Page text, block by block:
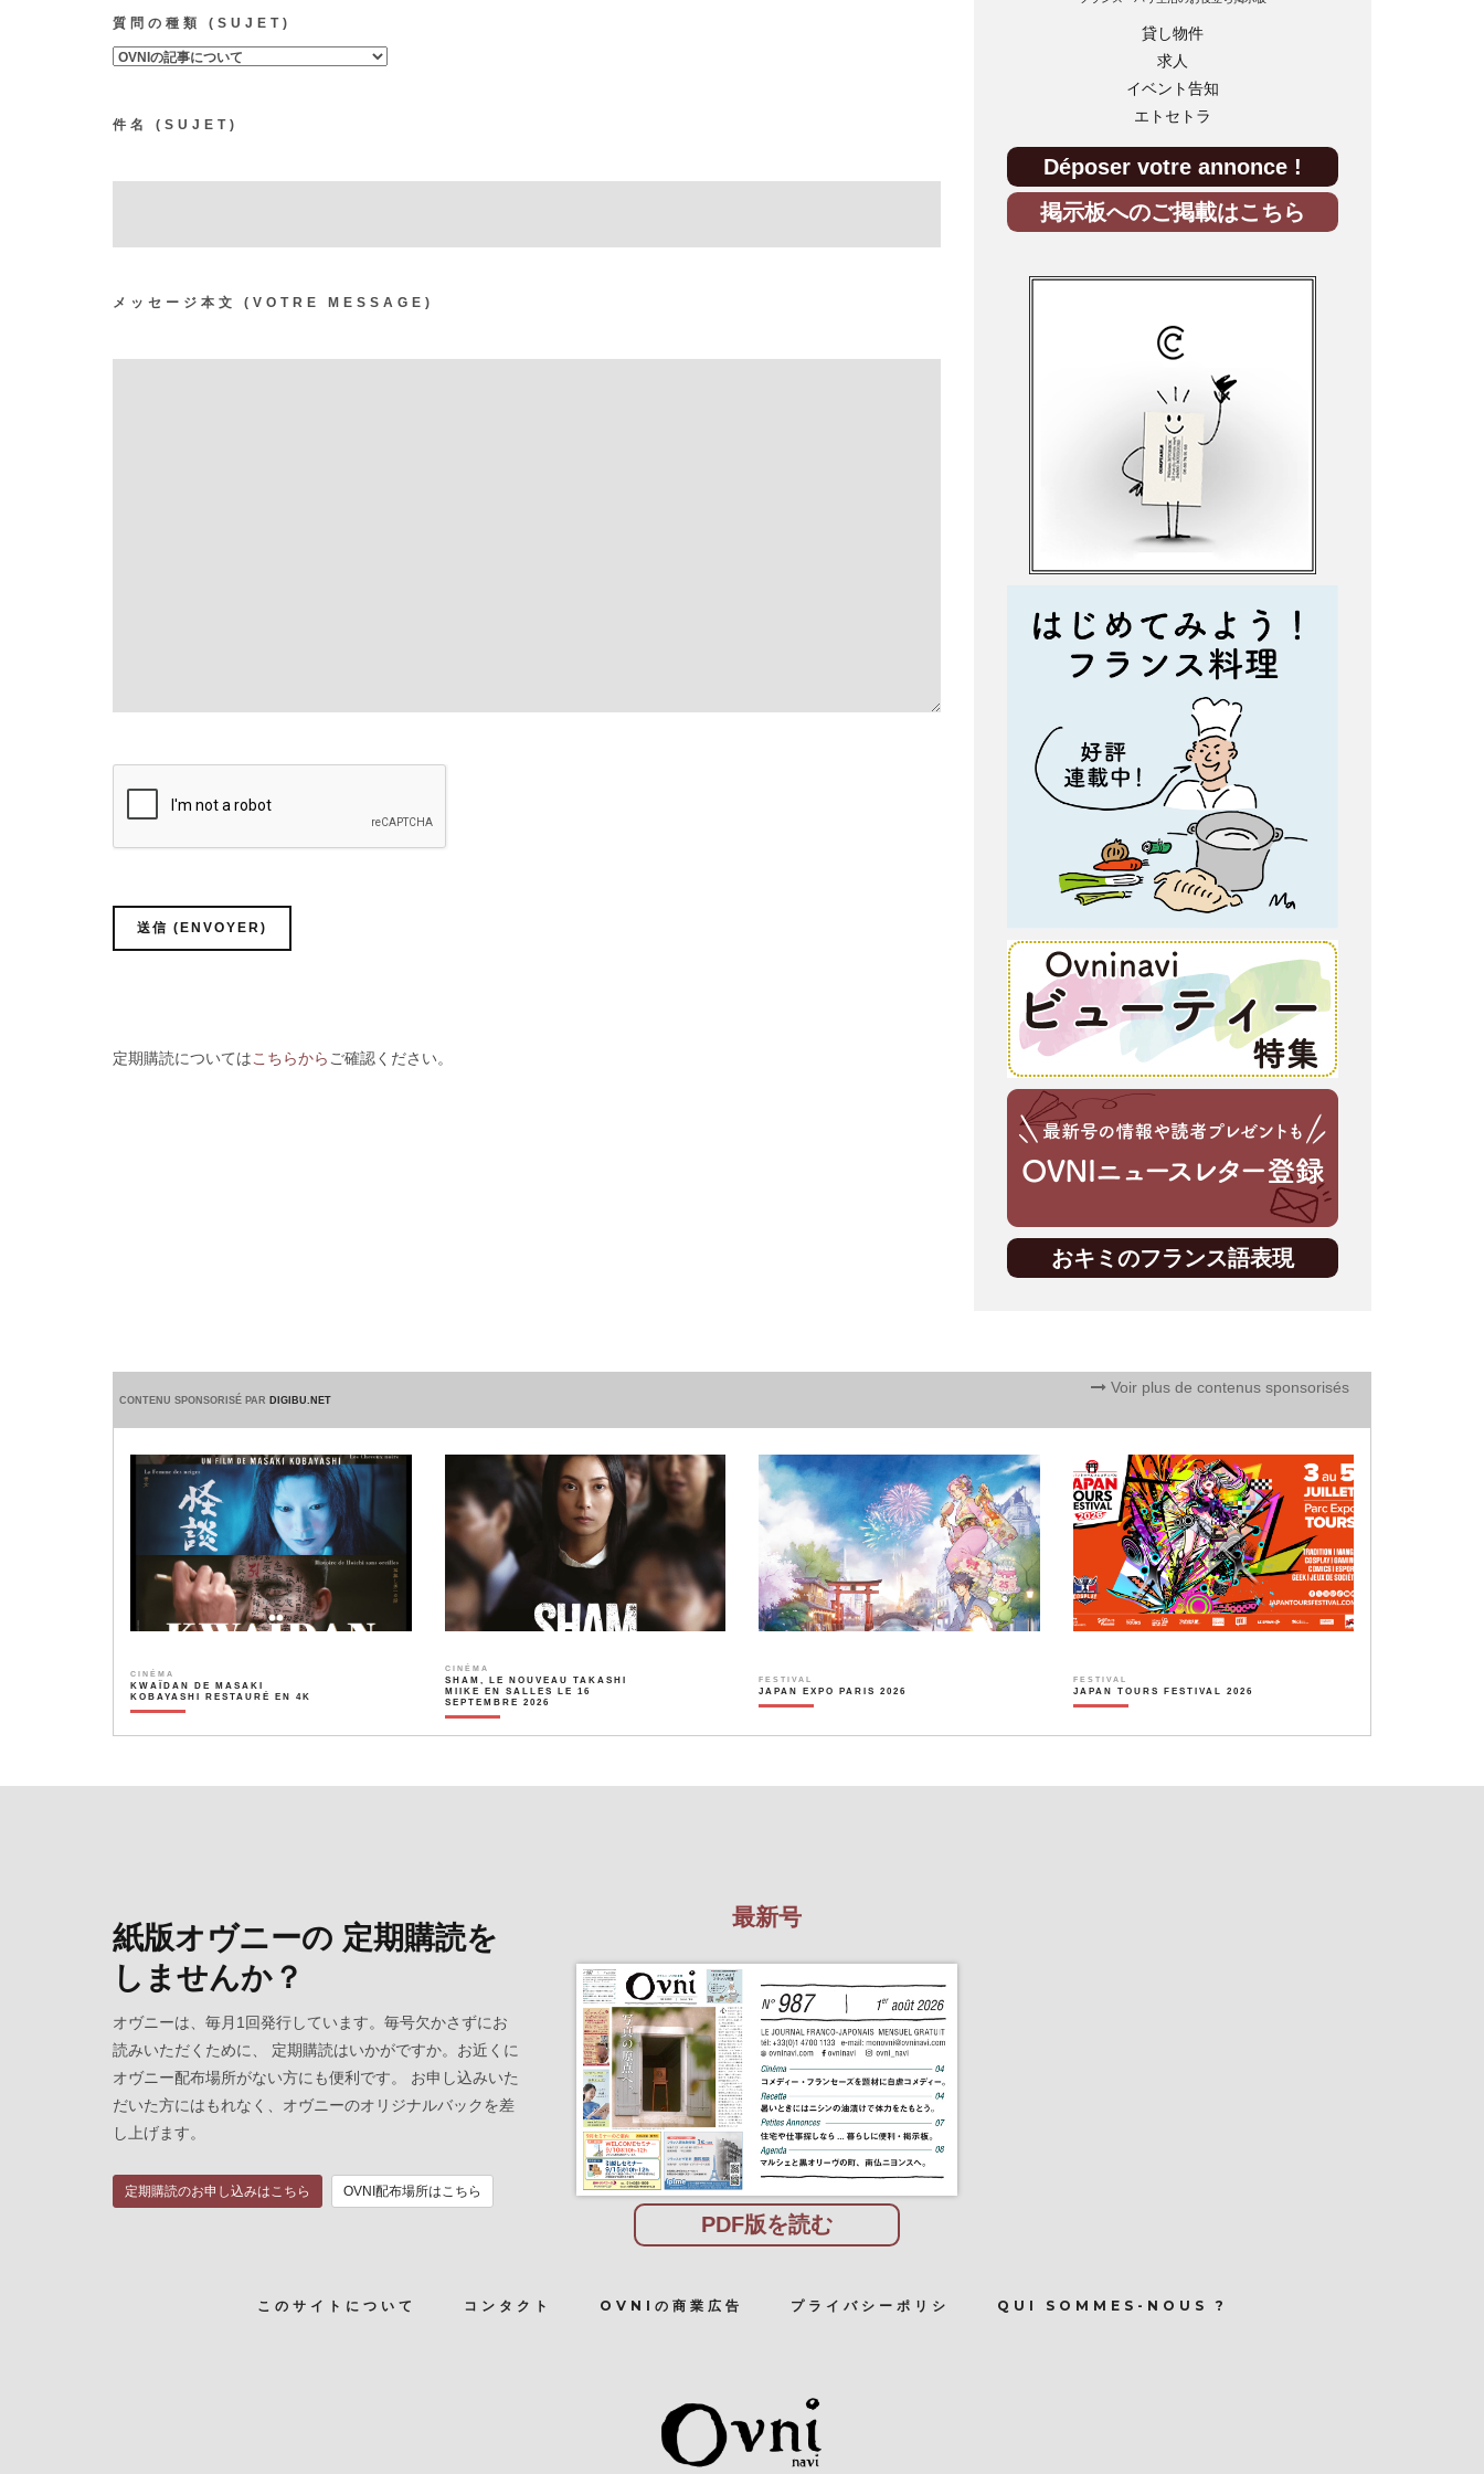
質問の種類 (SUJET)
件名 (SUJET)
メッセージ本文 (VOTRE MESSAGE)
定期購読についてはこちらから ご確認ください。
貸し物件
求人
イベント告知
エトセトラ
Déposer votre annonce !
掲示板へのご掲載はこちら
おキミのフランス語表現
CONTENU SPONSORISÉ PAR DIGIBU.NET
Voir plus de contenus sponsorisés
CINÉMA
KWAÏDAN DE MASAKI
KOBAYASHI RESTAURÉ EN 4K
CINÉMA
SHAM, LE NOUVEAU TAKASHI
MIIKE EN SALLES LE 16
SEPTEMBRE 2026
FESTIVAL
JAPAN EXPO PARIS 2026
FESTIVAL
JAPAN TOURS FESTIVAL 2026
紙版オヴニーの 定期購読を
しませんか？
オヴニーは、毎月1回発行しています。毎号欠かさずにお
読みいただくために、 定期購読はいかがですか。お近くに
オヴニー配布場所がない方にも便利です。 お申し込みいた
だいた方にはもれなく、オヴニーのオリジナルバックを差
し上げます。
定期購読のお申し込みはこちら OVNI配布場所はこちら
最新号
PDF版を読む
このサイトについて コンタクト OVNIの商業広告 プライバシーポリシ QUI SOMMES-NOUS ?